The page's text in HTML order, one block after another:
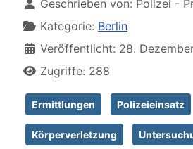
Geschrieben von: Polizei -
Kategorie: Berlin
Veröffentlicht: 28.
Zugriffe: 288
Ermittlungen Polizeieinsatz
Körperverletzung